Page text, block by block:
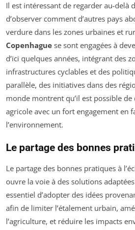
Il est intéressant de regarder au-delà
d’observer comment d’autres pays
verdure dans les zones urbaines et
Copenhague se sont engagées à
d’ici quelques années, intégrant des
infrastructures cyclables et des
parallèle, des initiatives dans des
monde montrent qu’il est possible
agricole avec un fort engagement en
l’environnement.
Le partage des bonnes
Le partage des bonnes pratiques à
ouvre la voie à des solutions
essentiel d’adopter des idées
afin de limiter l’étalement urbain,
l’agriculture, et réduire les impacts